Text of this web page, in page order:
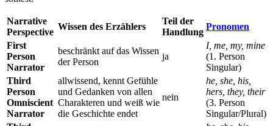
Narrative
Perspective
Wissen des Erzählers
Teil der
Handlung
Pronomen
First
Person
Narrator
beschränkt auf das Wissen
der Person
ja
I, me, my, mine
(1. Person
Singular)
Third
Person
Omniscient
Narrator
allwissend, kennt Gefühle
und Gedanken von allen
Charakteren und weiß wie
die Geschichte endet
nein
he, she, his,
hers, they, their
(3. Person
Singular/Plural)